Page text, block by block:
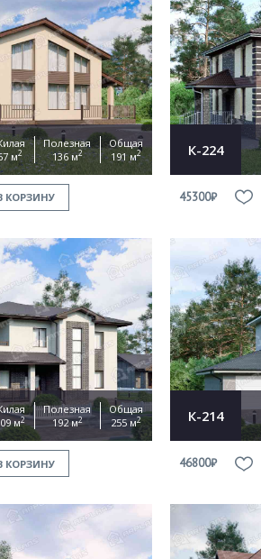
м2
Полезная
136 м2
Общая
191 м2
КОРЗИНУ
К-224
45300₽
м2
Полезная
192 м2
Общая
255 м2
КОРЗИНУ
К-214
46800₽